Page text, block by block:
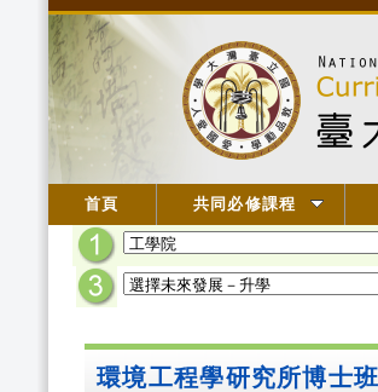
首頁 共同必修課程
環境工程學研究所博士